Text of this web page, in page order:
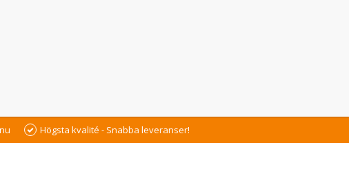
Högsta kvalité - Snabba leveranser!